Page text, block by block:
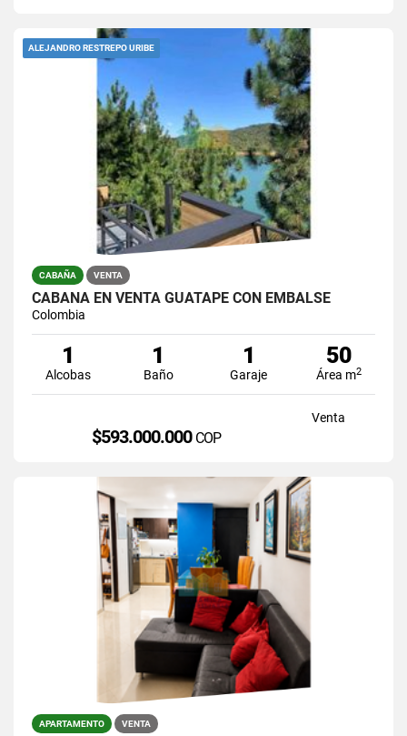
ALEJANDRO RESTREPO URIBE
CABAÑA VENTA
CABAÑA EN VENTA GUATAPE CON EMBALSE
Colombia
1
Alcobas
1
Baño
1
Garaje
50
Área m2
Venta
$593.000.000 COP
APARTAMENTO VENTA